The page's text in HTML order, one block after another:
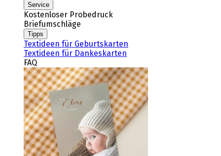
Service
Kostenloser Probedruck
Briefumschläge
Tipps
Textideen für Geburtskarten
Textideen für Dankeskarten
FAQ